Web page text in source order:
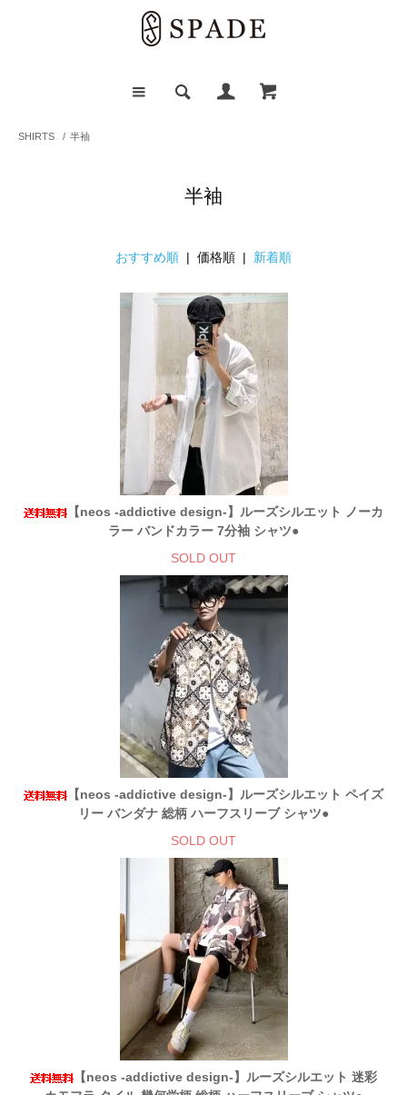
SHIRTS / 半袖
半袖
おすすめ順 | 価格順 | 新着順
【neos -addictive design-】ルーズシルエット ノーカ
ラー バンドカラー 7分袖 シャツ●
SOLD OUT
【neos -addictive design-】ルーズシルエット ペイズ
リー バンダナ 総柄 ハーフスリーブ シャツ●
SOLD OUT
【neos -addictive design-】ルーズシルエット 迷彩